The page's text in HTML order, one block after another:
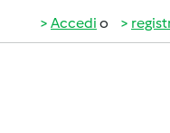
Accedi o